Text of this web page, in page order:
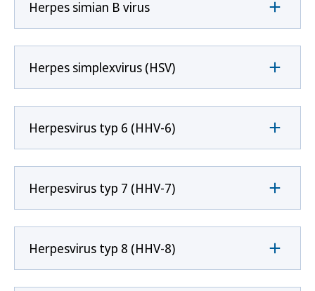
Herpes simian B virus
Herpes simplexvirus (HSV)
Herpesvirus typ 6 (HHV-6)
Herpesvirus typ 7 (HHV-7)
Herpesvirus typ 8 (HHV-8)